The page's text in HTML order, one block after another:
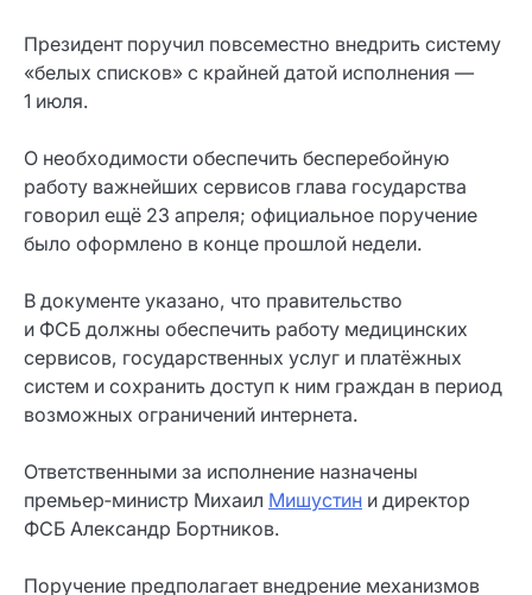
Президент поручил повсеместно внедрить систему
«белых списков» с крайней датой исполнения —
1 июля.
О необходимости обеспечить бесперебойную
работу важнейших сервисов глава государства
говорил ещё 23 апреля; официальное поручение
было оформлено в конце прошлой недели.
В документе указано, что правительство
и ФСБ должны обеспечить работу медицинских
сервисов, государственных услуг и платёжных
систем и сохранить доступ к ним граждан в период
возможных ограничений интернета.
Ответственными за исполнение назначены
премьер‑министр Михаил Мишустин и директор
ФСБ Александр Бортников.
Поручение предполагает внедрение механизмов